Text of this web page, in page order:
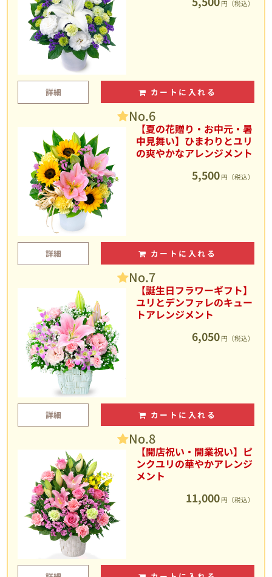
円（税込）
詳細 カートに入れる
No.6
【夏の花贈り・お中元・暑
中見舞い】ひまわりとユリ
の爽やかなアレンジメント
5,500 円（税込）
詳細 カートに入れる
No.7
【誕生日フラワーギフト】
ユリとデンファレのキュー
トアレンジメント
6,050 円（税込）
詳細 カートに入れる
No.8
【開店祝い・開業祝い】ピ
ンクユリの華やかアレンジ
メント
11,000 円（税込）